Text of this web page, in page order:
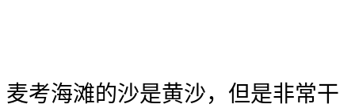
麦考海滩的沙是黄沙，但是非常干